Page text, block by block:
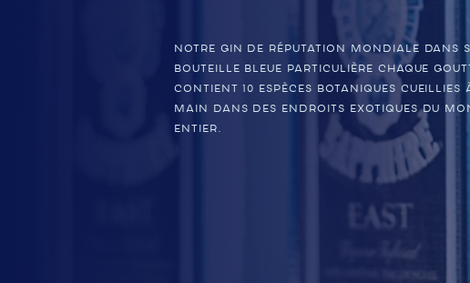
Notre gin de réputation mondiale dans
bouteille bleue particulière Chaque
contient 10 espèces botaniques cueillies
main dans des endroits exotiques du
entier.